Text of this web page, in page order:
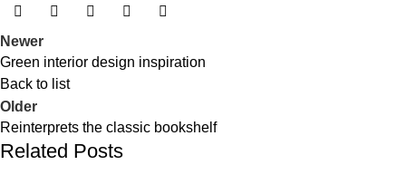
Newer
Green interior design inspiration
Back to list
Older
Reinterprets the classic bookshelf
Related Posts